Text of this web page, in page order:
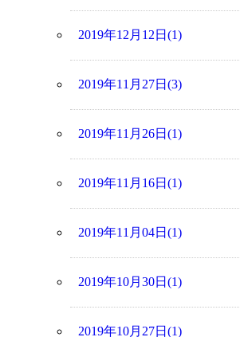
2019年12月12日(1)
2019年11月27日(3)
2019年11月26日(1)
2019年11月16日(1)
2019年11月04日(1)
2019年10月30日(1)
2019年10月27日(1)